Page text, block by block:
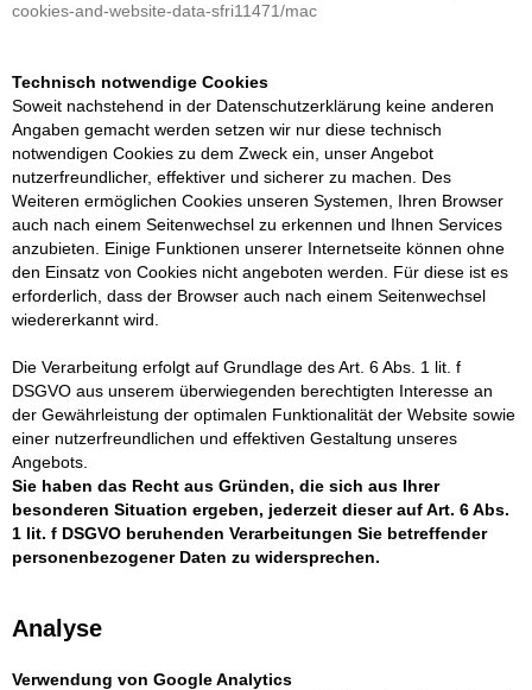
cookies-and-website-data-sfri11471/mac
Technisch notwendige Cookies
Soweit nachstehend in der Datenschutzerklärung keine anderen
Angaben gemacht werden setzen wir nur diese technisch
notwendigen Cookies zu dem Zweck ein, unser Angebot
nutzerfreundlicher, effektiver und sicherer zu machen. Des
Weiteren ermöglichen Cookies unseren Systemen, Ihren Browser
auch nach einem Seitenwechsel zu erkennen und Ihnen Services
anzubieten. Einige Funktionen unserer Internetseite können ohne
den Einsatz von Cookies nicht angeboten werden. Für diese ist es
erforderlich, dass der Browser auch nach einem Seitenwechsel
wiedererkannt wird.
Die Verarbeitung erfolgt auf Grundlage des Art. 6 Abs. 1 lit. f
DSGVO aus unserem überwiegenden berechtigten Interesse an
der Gewährleistung der optimalen Funktionalität der Website sowie
einer nutzerfreundlichen und effektiven Gestaltung unseres
Angebots.
Sie haben das Recht aus Gründen, die sich aus Ihrer
besonderen Situation ergeben, jederzeit dieser auf Art. 6 Abs.
1 lit. f DSGVO beruhenden Verarbeitungen Sie betreffender
personenbezogener Daten zu widersprechen.
Analyse
Verwendung von Google Analytics